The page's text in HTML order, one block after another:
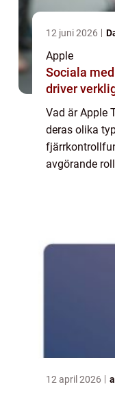
12 juni 2026
Apple
Sociala
driver
Vad är Apple
deras olika
avgörande
12 april 2026